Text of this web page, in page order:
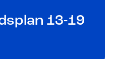
13-19